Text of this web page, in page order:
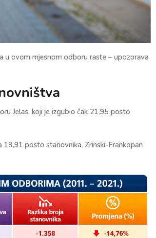
u ovom mjesnom odboru raste – upozorava
Jelas, koji je izgubio čak 21,95 posto
posto stanovnika, Zrinski-Frankopan